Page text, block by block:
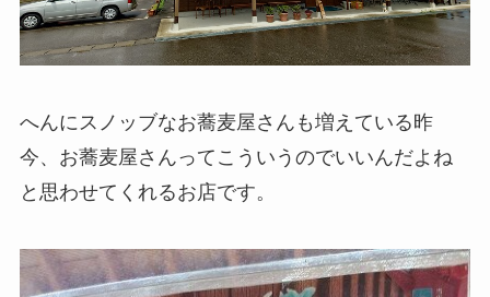
へんにスノッブなお蕎麦屋さんも増えている昨
今、お蕎麦屋さんってこういうのでいいんだよね
と思わせてくれるお店です。